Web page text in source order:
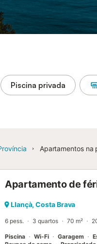
Piscina privada
Apartamentos na
Apartamento de
Llançà, Costa Brava
6 pess. 3 quartos 70 m²
Piscina Wi-Fi Garagem